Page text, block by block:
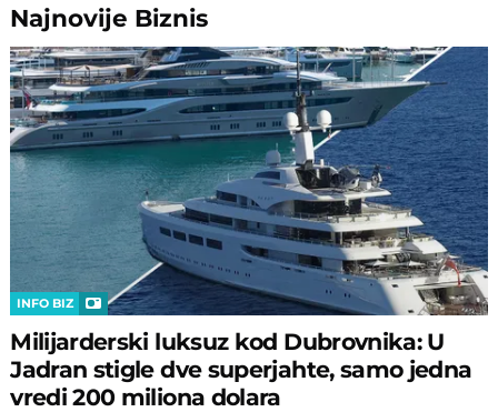
Najnovije Biznis
INFO BIZ
Milijarderski luksuz kod Dubrovnika: U
Jadran stigle dve superjahte, samo jedna
vredi 200 miliona dolara